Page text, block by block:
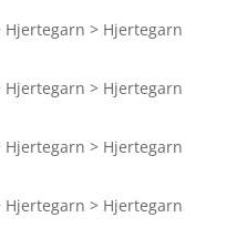
Hjertegarn > Hjertegarn
Hjertegarn > Hjertegarn
Hjertegarn > Hjertegarn
Hjertegarn > Hjertegarn